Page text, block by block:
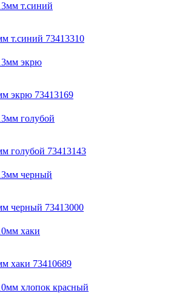
т.синий 73413310
экрю 73413169
голубой 73413143
черный 73413000
хаки 73410689